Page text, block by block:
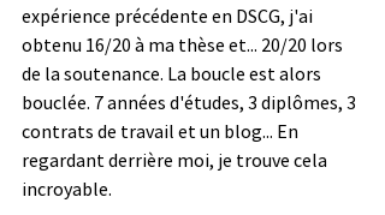
expérience précédente en DSCG, j'ai
obtenu 16/20 à ma thèse et... 20/20 lors
de la soutenance. La boucle est alors
bouclée. 7 années d'études, 3 diplômes, 3
contrats de travail et un blog... En
regardant derrière moi, je trouve cela
incroyable.